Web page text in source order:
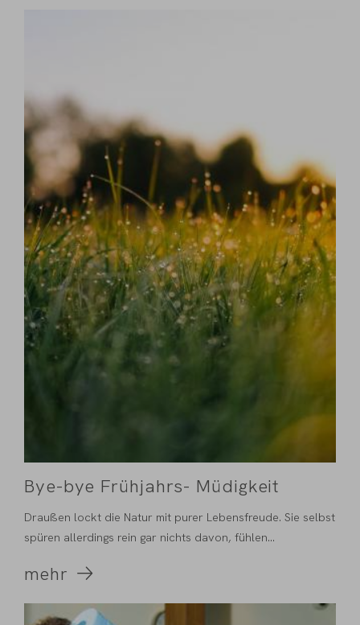
Bye-bye Frühjahrs- Müdigkeit
Draußen lockt die Natur mit purer Lebensfreude. Sie selbst
spüren allerdings rein gar nichts davon, fühlen...
mehr